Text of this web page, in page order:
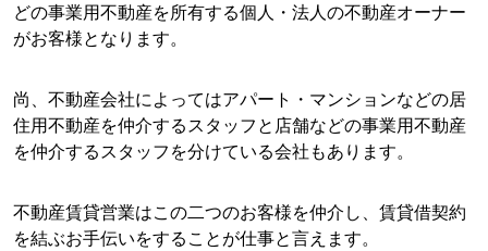
どの事業用不動産を所有する個人・法人の不動産オーナー
がお客様となります。
尚、不動産会社によってはアパート・マンションなどの居
住用不動産を仲介するスタッフと店舗などの事業用不動産
を仲介するスタッフを分けている会社もあります。
不動産賃貸営業はこの二つのお客様を仲介し、賃貸借契約
を結ぶお手伝いをすることが仕事と言えます。